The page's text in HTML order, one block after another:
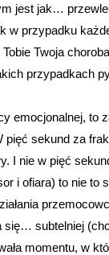
jest jak…
w przypadku
Twoja
przypadkach
to
pięć sekund za
I nie w pięć
i ofiara) to nie to
subtelniej
momentu, w